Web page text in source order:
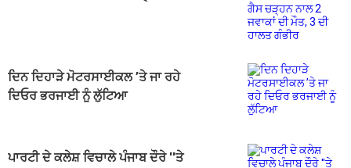
ਦਿਨ ਦਿਹਾੜੇ ਮੋਟਰਸਾਈਕਲ ’ਤੇ ਜਾ ਰਹੇ
ਦਿਓਰ ਭਰਜਾਈ ਨੂੰ ਲੁੱਟਿਆ
ਪਾਰਟੀ ਦੇ ਕਲੇਸ਼ ਵਿਚਾਲੇ ਪੰਜਾਬ ਦੌਰੇ ''ਤੇ